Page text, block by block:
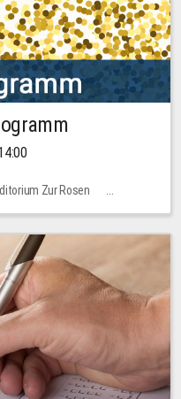
Zur Rosen